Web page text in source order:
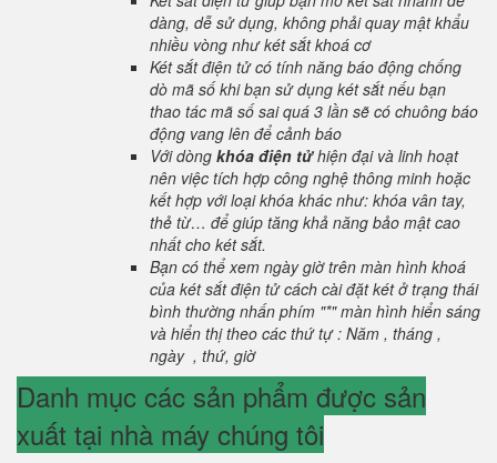
dàng, dễ sử dụng, không phải quay mật khẩu
nhiều vòng như két sắt khoá cơ
Két sắt điện tử có tính năng báo động chống
dò mã số khi bạn sử dụng két sắt nếu bạn
thao tác mã số sai quá 3 lần sẽ có chuông báo
động vang lên để cảnh báo
Với dòng khóa điện tửhiện đại và linh hoạt
nên việc tích hợp công nghệ thông minh hoặc
kết hợp với loại khóa khác như: khóa vân tay,
thẻ từ… để giúp tăng khả năng bảo mật cao
nhất cho két sắt.
Bạn có thể xem ngày giờ trên màn hình khoá
của két sắt điện tử cách cài đặt két ở trạng thái
bình thường nhấn phím "*" màn hình hiển sáng
và hiển thị theo các thứ tự : Năm , tháng ,
ngày , thứ, giờ
Danh mục các sản phẩm được sản
xuất tại nhà máy chúng tôi